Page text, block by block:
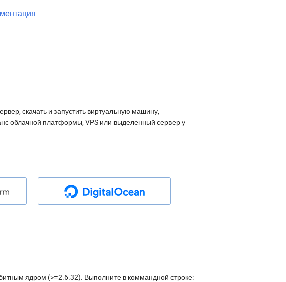
скачать и запустить виртуальную машину,
облачной платформы, VPS или выделенный сервер у
ядром (>=2.6.32). Выполните в коммандной строке: